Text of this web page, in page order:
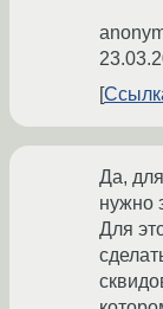
Да,
нужно
Для